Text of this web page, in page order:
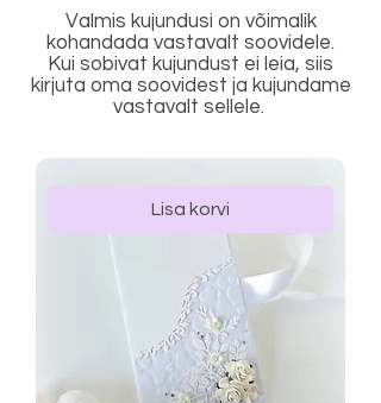
Valmis kujundusi on võimalik
kohandada vastavalt soovidele.
Kui sobivat kujundust ei leia, siis
kirjuta oma soovidest ja kujundame
vastavalt sellele.​
Lisa korvi